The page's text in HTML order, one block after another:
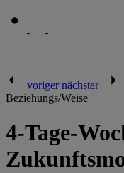
voriger nächster
Beziehungs/Weise
4-Tage-